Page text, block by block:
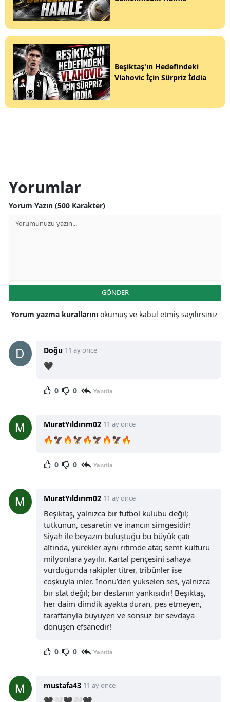
Beşiktaş'ın Hedefindeki
Vlahovic İçin Sürpriz İddia
Yorumlar
Yorum Yazın (500 Karakter)
GÖNDER
Yorum yazma kurallarını okumuş ve kabul etmiş sayılırsınız
Doğu 11 ay önce
🖤
0 0 Yanıtla
MuratYıldırım02 11 ay önce
🔥🦅🔥🦅🔥🦅🔥🦅🔥
0 0 Yanıtla
MuratYıldırım02 11 ay önce
Beşiktaş, yalnızca bir futbol kulübü değil;
tutkunun, cesaretin ve inancın simgesidir!
Siyah ile beyazın buluştuğu bu büyük çatı
altında, yürekler aynı ritimde atar, semt kültürü
milyonlara yayılır. Kartal pençesini sahaya
vurduğunda rakipler titrer, tribünler ise
coşkuyla inler. İnönü’den yükselen ses, yalnızca
bir stat değil; bir destanın yankısıdır! Beşiktaş,
her daim dimdik ayakta duran, pes etmeyen,
taraftarıyla büyüyen ve sonsuz bir sevdaya
dönüşen efsanedir!
0 0 Yanıtla
mustafa43 11 ay önce